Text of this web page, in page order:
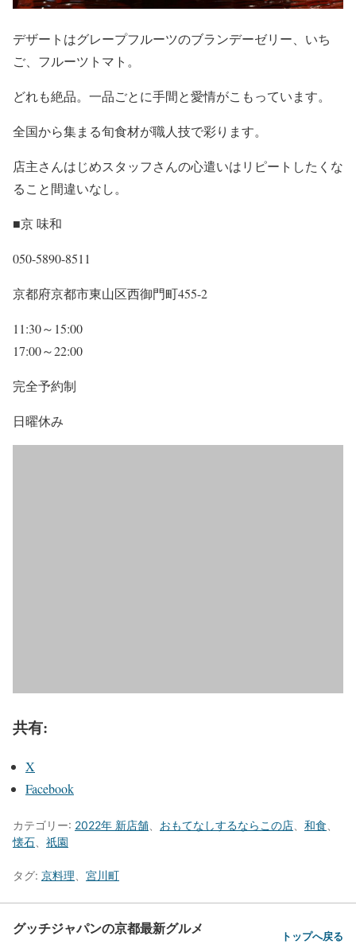
デザートはグレープフルーツのブランデーゼリー、いち
ご、フルーツトマト。
どれも絶品。一品ごとに手間と愛情がこもっています。
全国から集まる旬食材が職人技で彩ります。
店主さんはじめスタッフさんの心遣いはリピートしたくな
ること間違いなし。
■京 味和
050-5890-8511
京都府京都市東山区西御門町455-2
11:30～15:00
17:00～22:00
完全予約制
日曜休み
共有:
X
Facebook
カテゴリー: 2022年 新店舗 おもてなしするならこの店 和食
懐石
祇園
タグ: 京料理 宮川町
グッチジャパンの京都最新グルメ トップへ戻る